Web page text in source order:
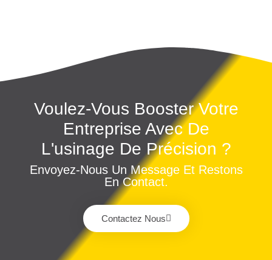
Voulez-Vous Booster Votre
Entreprise Avec De
L'usinage De Précision ?
Envoyez-Nous Un Message Et Restons
En Contact.
Contactez Nous